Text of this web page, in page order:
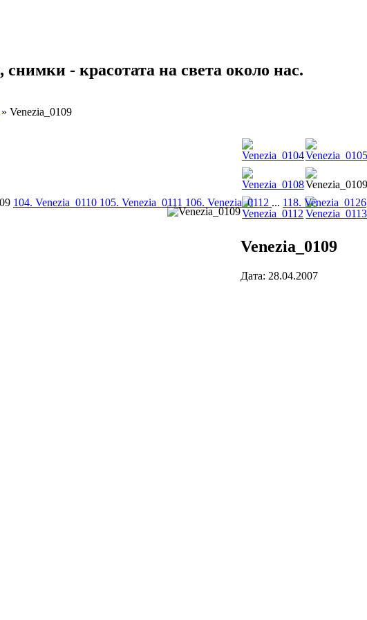
- красотата на света около нас.
» Venezia_0109
Venezia_0109
Дата: 28.04.2007
104. Venezia_0110 105. Venezia_0111 106. Venezia_0112 ... 118. Venezia_0126